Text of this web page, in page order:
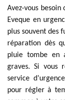
Avez-vous
Eveque en
plus souvent des
réparation dès
pluie tombe en
graves. Si vous
service
pour régler à